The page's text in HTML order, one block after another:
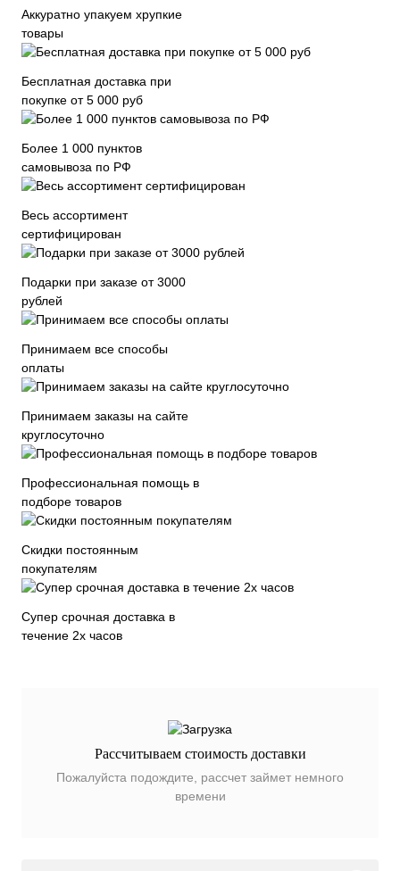
Аккуратно упакуем хрупкие
товары
Бесплатная доставка при
покупке от 5 000 руб
Более 1 000 пунктов
самовывоза по РФ
Весь ассортимент
сертифицирован
Подарки при заказе от 3000
рублей
Принимаем все способы
оплаты
Принимаем заказы на сайте
круглосуточно
Профессиональная помощь в
подборе товаров
Скидки постоянным
покупателям
Супер срочная доставка в
течение 2х часов
Рассчитываем стоимость доставки
Пожалуйста подождите, рассчет займет немного
времени